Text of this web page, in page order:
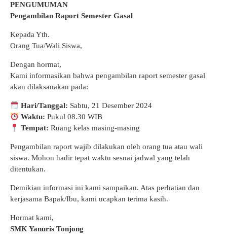
PENGUMUMAN
Pengambilan Raport Semester Gasal
Kepada Yth.
Orang Tua/Wali Siswa,
Dengan hormat,
Kami informasikan bahwa pengambilan raport semester gasal
akan dilaksanakan pada:
Hari/Tanggal: Sabtu, 21 Desember 2024
Waktu: Pukul 08.30 WIB
Tempat: Ruang kelas masing-masing
Pengambilan raport wajib dilakukan oleh orang tua atau wali
siswa. Mohon hadir tepat waktu sesuai jadwal yang telah
ditentukan.
Demikian informasi ini kami sampaikan. Atas perhatian dan
kerjasama Bapak/Ibu, kami ucapkan terima kasih.
Hormat kami,
SMK Yanuris Tonjong